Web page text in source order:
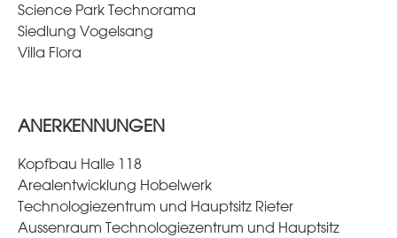
Science Park Technorama
Siedlung Vogelsang
Villa Flora
ANERKENNUNGEN
Kopfbau Halle 118
Arealentwicklung Hobelwerk
Technologiezentrum und Hauptsitz Rieter
Aussenraum Technologiezentrum und Hauptsitz